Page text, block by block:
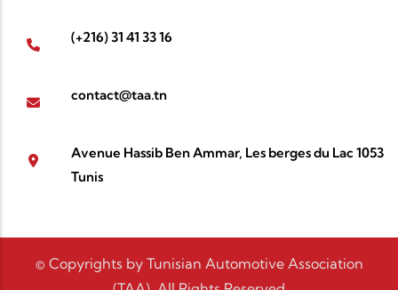
(+216) 31 41 33 16
contact@taa.tn
Avenue Hassib Ben Ammar, Les berges du Lac 1053
Tunis
© Copyrights by Tunisian Automotive Association